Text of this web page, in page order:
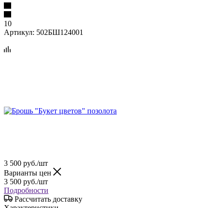
10
Артикул: 502БШ124001
3 500 руб./шт
Варианты цен
3 500 руб./шт
Подробности
Рассчитать доставку